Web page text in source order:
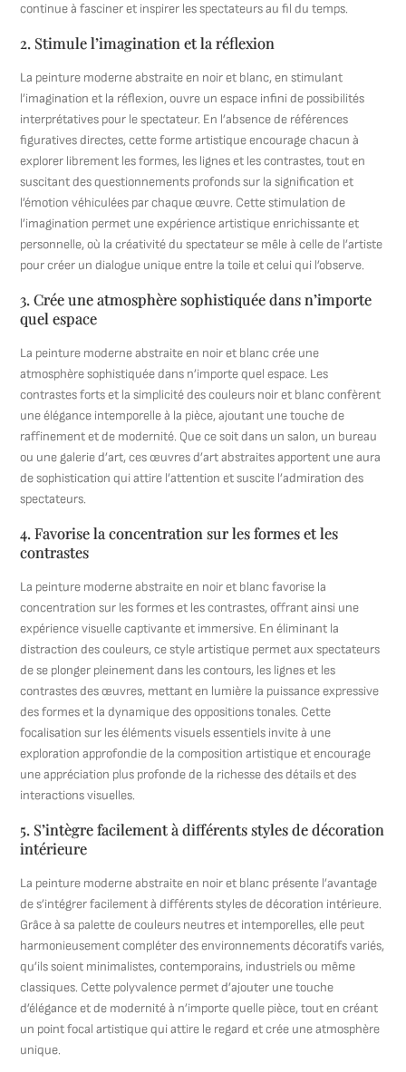
continue à fasciner et inspirer les spectateurs au fil du temps.
2. Stimule l’imagination et la réflexion
La peinture moderne abstraite en noir et blanc, en stimulant
l’imagination et la réflexion, ouvre un espace infini de possibilités
interprétatives pour le spectateur. En l’absence de références
figuratives directes, cette forme artistique encourage chacun à
explorer librement les formes, les lignes et les contrastes, tout en
suscitant des questionnements profonds sur la signification et
l’émotion véhiculées par chaque œuvre. Cette stimulation de
l’imagination permet une expérience artistique enrichissante et
personnelle, où la créativité du spectateur se mêle à celle de l’artiste
pour créer un dialogue unique entre la toile et celui qui l’observe.
3. Crée une atmosphère sophistiquée dans n’importe
quel espace
La peinture moderne abstraite en noir et blanc crée une
atmosphère sophistiquée dans n’importe quel espace. Les
contrastes forts et la simplicité des couleurs noir et blanc confèrent
une élégance intemporelle à la pièce, ajoutant une touche de
raffinement et de modernité. Que ce soit dans un salon, un bureau
ou une galerie d’art, ces œuvres d’art abstraites apportent une aura
de sophistication qui attire l’attention et suscite l’admiration des
spectateurs.
4. Favorise la concentration sur les formes et les
contrastes
La peinture moderne abstraite en noir et blanc favorise la
concentration sur les formes et les contrastes, offrant ainsi une
expérience visuelle captivante et immersive. En éliminant la
distraction des couleurs, ce style artistique permet aux spectateurs
de se plonger pleinement dans les contours, les lignes et les
contrastes des œuvres, mettant en lumière la puissance expressive
des formes et la dynamique des oppositions tonales. Cette
focalisation sur les éléments visuels essentiels invite à une
exploration approfondie de la composition artistique et encourage
une appréciation plus profonde de la richesse des détails et des
interactions visuelles.
5. S’intègre facilement à différents styles de décoration
intérieure
La peinture moderne abstraite en noir et blanc présente l’avantage
de s’intégrer facilement à différents styles de décoration intérieure.
Grâce à sa palette de couleurs neutres et intemporelles, elle peut
harmonieusement compléter des environnements décoratifs variés,
qu’ils soient minimalistes, contemporains, industriels ou même
classiques. Cette polyvalence permet d’ajouter une touche
d’élégance et de modernité à n’importe quelle pièce, tout en créant
un point focal artistique qui attire le regard et crée une atmosphère
unique.